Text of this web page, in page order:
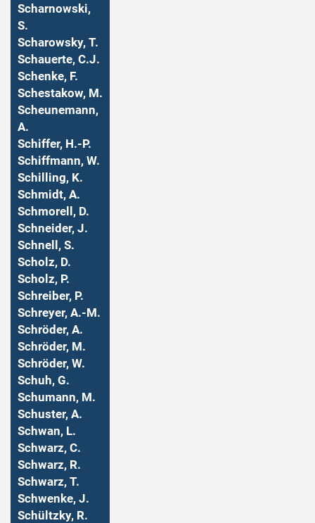
Scharnowski,
S.
Scharowsky, T.
Schauerte, C.J.
Schenke, F.
Schestakow, M.
Scheunemann,
A.
Schiffer, H.-P.
Schiffmann, W.
Schilling, K.
Schmidt, A.
Schmorell, D.
Schneider, J.
Schnell, S.
Scholz, D.
Scholz, P.
Schreiber, P.
Schreyer, A.-M.
Schröder, A.
Schröder, M.
Schröder, W.
Schuh, G.
Schumann, M.
Schuster, A.
Schwan, L.
Schwarz, C.
Schwarz, R.
Schwarz, T.
Schwenke, J.
Schültzky, R.